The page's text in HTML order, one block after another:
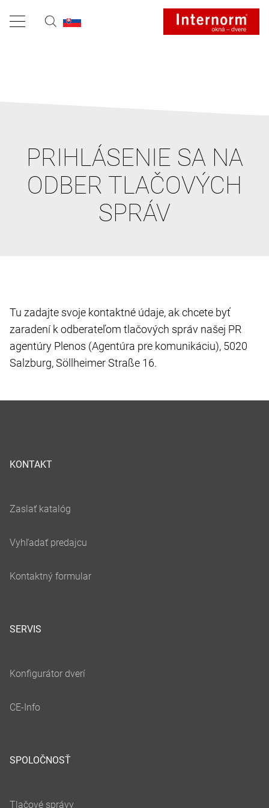
PRIHLÁSENIE SA NA
ODBER TLAČOVÝCH
SPRÁV
Tu zadajte svoje kontaktné údaje, ak chcete byť
zaradení k odberateľom tlačových správ našej PR
agentúry Plenos (Agentúra pre komunikáciu), 5020
Salzburg, Söllheimer Straße 16.
KONTAKT
SERVIS
SPOLOČNOSŤ